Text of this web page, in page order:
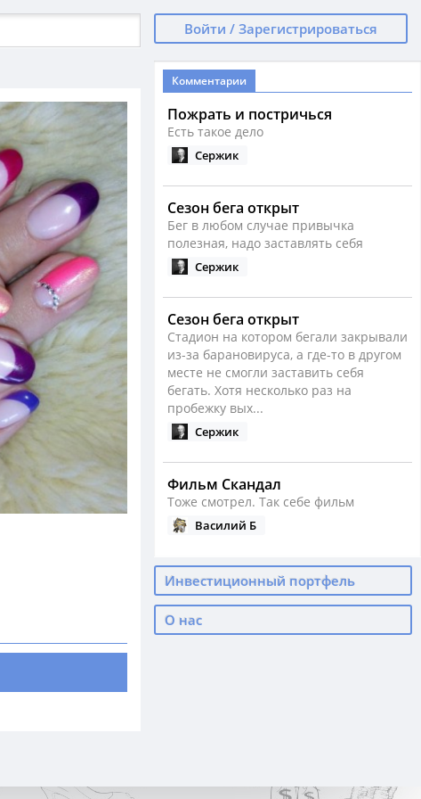
Войти / Зарегистрироваться
Комментарии
Пожрать и постричься
Есть такое дело
Сержик
Сезон бега открыт
Бег в любом случае привычка
полезная, надо заставлять себя
Сержик
Сезон бега открыт
Стадион на котором бегали закрывали
из-за барановируса, а где-то в другом
месте не смогли заставить себя
бегать. Хотя несколько раз на
пробежку вых...
Сержик
Фильм Скандал
Тоже смотрел. Так себе фильм
Василий Б
Сезон бега открыт
Как у вас сейчас с бегом?
Василий Б
С Днем Рождения, родные
Инвестиционный портфель
О нас